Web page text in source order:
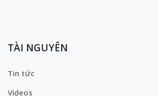
TÀI NGUYÊN
Tin tức
Videos